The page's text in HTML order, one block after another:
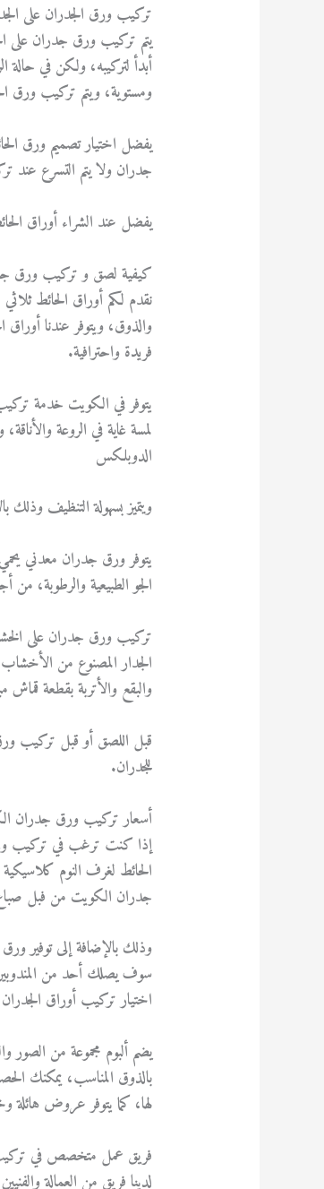
تركيب ورق الجدران على
يتم تركيب ورق جدران على
أبدأ لتركيبه، ولكن في
ومستوية، ويتم تركيب ورق
يفضل اختيار تصميم ورق
جدران ولا يتم التسرع عند
يفضل عند الشراء أوراق
كيفية لصق و تركيب ورق
نقدم لكم أوراق الحائط
والذوق، ويتوفر عندنا
فريدة واحترافية.
يتوفر في الكويت خدمة
لمسة غاية في الروعة
الدوبلكس
ويتميز بسهولة التنظيف وذلك
يتوفر ورق جدران معدني
الجو الطبيعية والرطوبة،
تركيب ورق جدران على
الجدار المصنوع من
والبقع والأتربة بقطعة
قبل اللصق أو قبل تركيب
للجدران.
أسعار تركيب ورق جدران
إذا كنت ترغب في تركيب
الحائط لغرف النوم
جدران الكويت من فبل
وذلك بالإضافة إلى توفير
سوف يصلك أحد من المندوبين
اختيار تركيب أوراق
يضم ألبوم مجموعة من الصور
بالذوق المناسب، يمكنك
لها، كما يتوفر عروض هائلة
فريق عمل متخصص في
لدينا فريق من العمالة